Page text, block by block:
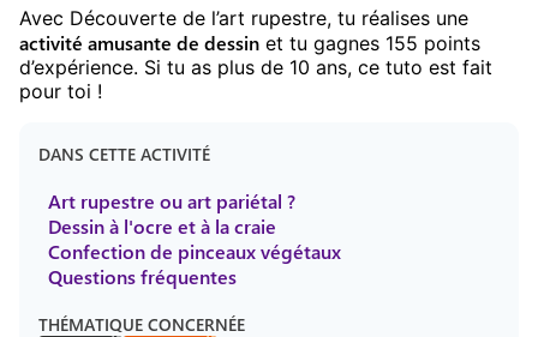
Avec Découverte de l’art rupestre, tu réalises une
activité amusante de dessin et tu gagnes 155 points
d’expérience. Si tu as plus de 10 ans, ce tuto est fait
pour toi !
DANS CETTE ACTIVITÉ
Art rupestre ou art pariétal ?
Dessin à l'ocre et à la craie
Confection de pinceaux végétaux
Questions fréquentes
THÉMATIQUE CONCERNÉE